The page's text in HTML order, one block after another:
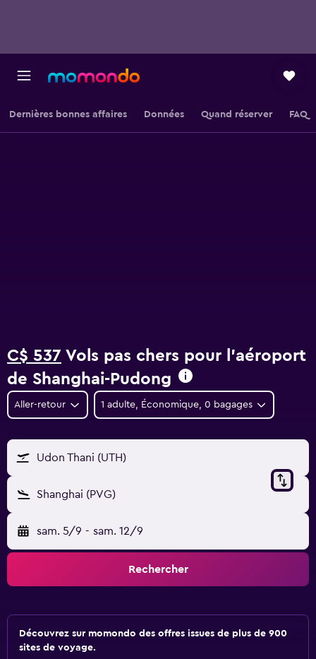
Dernières bonnes affaires Données Quand réserver FAQ
C$ 537 Vols pas chers pour l'aéroport
de Shanghai-Pudong
Aller-retour 1 adulte, Économique, 0 bagages
Udon Thani (UTH)
Shanghai (PVG)
sam. 5/9 - sam. 12/9
Rechercher
Découvrez sur momondo des offres issues de plus de 900
sites de voyage.